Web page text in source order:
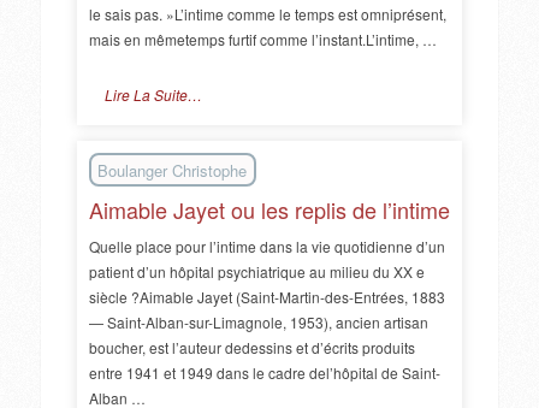
le sais pas. »L’intime comme le temps est omniprésent,
mais en mêmetemps furtif comme l’instant.L’intime, …
Lire La Suite…
Boulanger Christophe
Aimable Jayet ou les replis de l’intime
Quelle place pour l’intime dans la vie quotidienne d’un
patient d’un hôpital psychiatrique au milieu du XX e
siècle ?Aimable Jayet (Saint-Martin-des-Entrées, 1883
— Saint-Alban-sur-Limagnole, 1953), ancien artisan
boucher, est l’auteur dedessins et d’écrits produits
entre 1941 et 1949 dans le cadre del’hôpital de Saint-
Alban …